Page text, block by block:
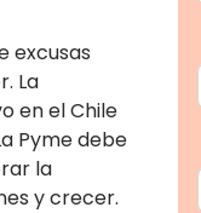
excusas
La
en el Chile
Pyme debe
la
y crecer.